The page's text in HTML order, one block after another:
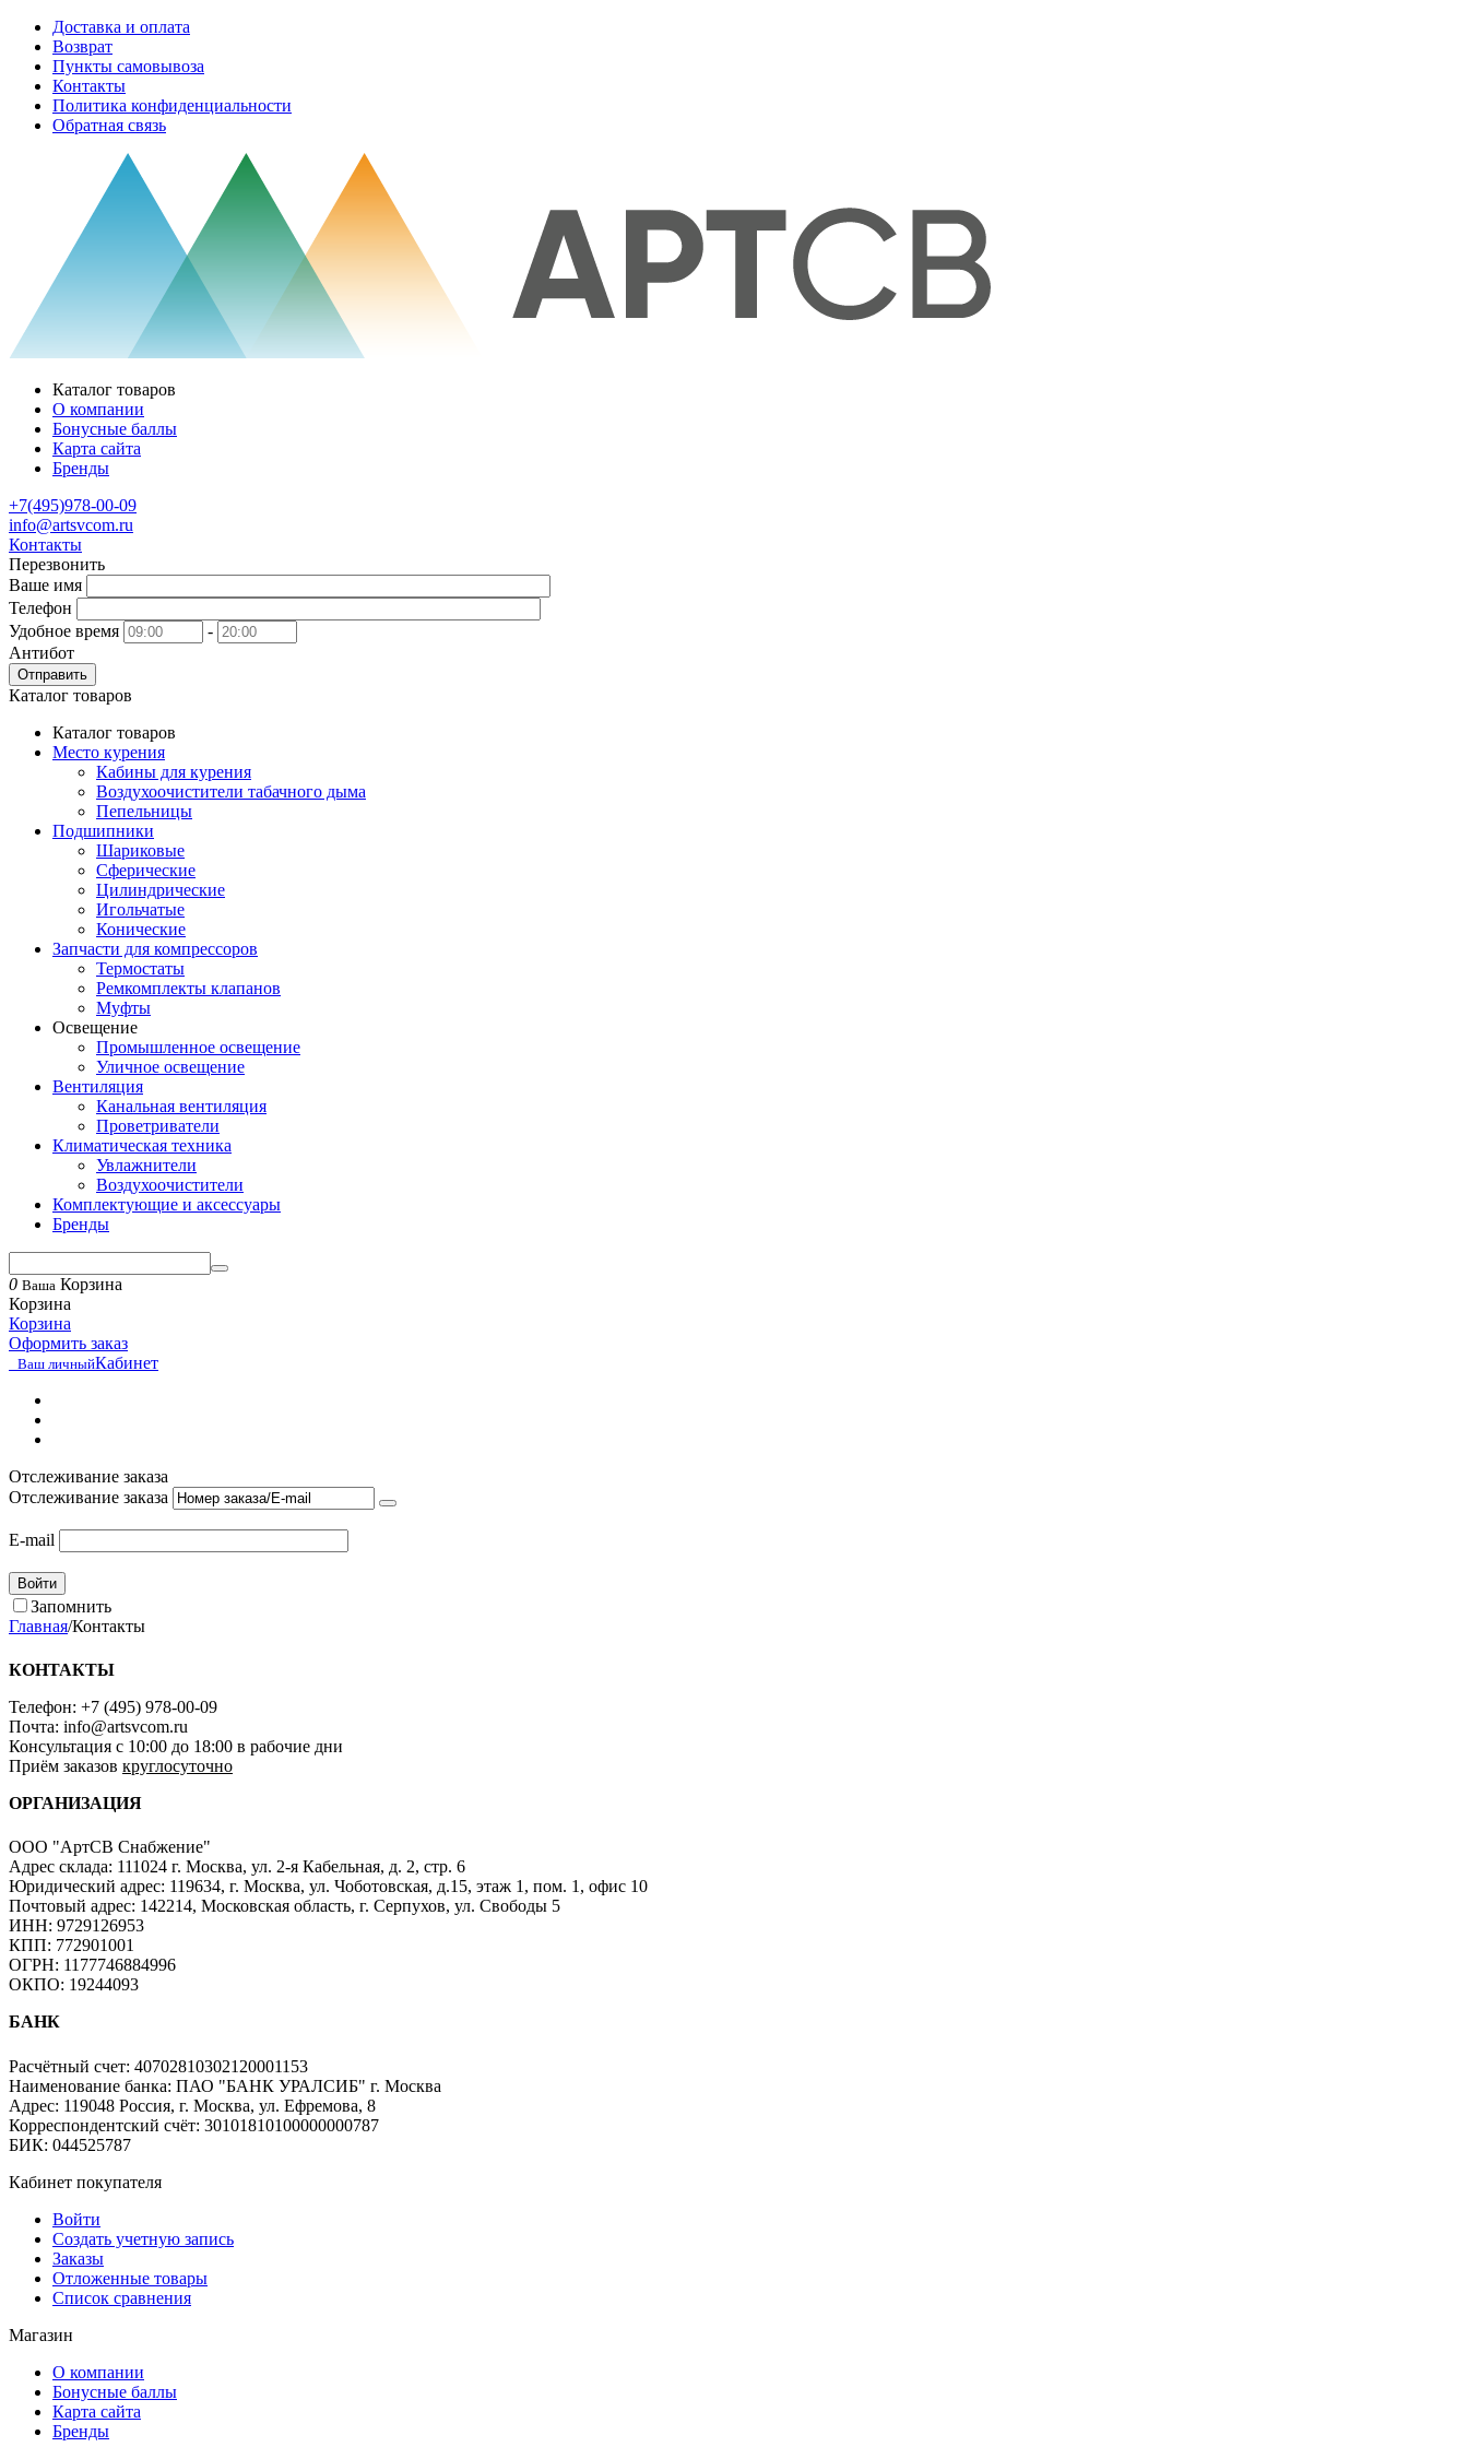
Доставка и оплата
Возврат
Пункты самовывоза
Контакты
Политика конфиденциальности
Обратная связь
Каталог товаров
О компании
Бонусные баллы
Карта сайта
Бренды
+7(495)978-00-09
info@artsvcom.ru
Контакты
Перезвонить
Ваше имя
Телефон
Удобное время
-
Антибот
Отправить
Каталог товаров
Каталог товаров
Место курения
Кабины для курения
Воздухоочистители табачного дыма
Пепельницы
Подшипники
Шариковые
Сферические
Цилиндрические
Игольчатые
Конические
Запчасти для компрессоров
Термостаты
Ремкомплекты клапанов
Муфты
Освещение
Промышленное освещение
Уличное освещение
Вентиляция
Канальная вентиляция
Проветриватели
Климатическая техника
Увлажнители
Воздухоочистители
Комплектующие и аксессуары
Бренды
0 Ваша Корзина
Корзина
Корзина
Оформить заказ
Ваш личныйКабинет
Отслеживание заказа
Отслеживание заказа
E-mail
Войти
Запомнить
Главная/Контакты
КОНТАКТЫ
Телефон: +7 (495) 978-00-09
Почта: info@artsvcom.ru
Консультация с 10:00 до 18:00 в рабочие дни
Приём заказов круглосуточно
ОРГАНИЗАЦИЯ
ООО "АртСВ Снабжение"
Адрес склада: 111024 г. Москва, ул. 2-я Кабельная, д. 2, стр. 6
Юридический адрес: 119634, г. Москва, ул. Чоботовская, д.15, этаж 1, пом. 1, офис 10
Почтовый адрес: 142214, Московская область, г. Серпухов, ул. Свободы 5
ИНН: 9729126953
КПП: 772901001
ОГРН: 1177746884996
ОКПО: 19244093
БАНК
Расчётный счет: 40702810302120001153
Наименование банка: ПАО "БАНК УРАЛСИБ" г. Москва
Адрес: 119048 Россия, г. Москва, ул. Ефремова, 8
Корреспондентский счёт: 30101810100000000787
БИК: 044525787
Кабинет покупателя
Войти
Создать учетную запись
Заказы
Отложенные товары
Список сравнения
Магазин
О компании
Бонусные баллы
Карта сайта
Бренды